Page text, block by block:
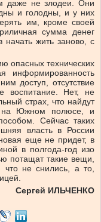
даже не злодеи. Они
и голодны, и у них
им, кроме своей
сумма денег
начать жить заново, с
опасных технических
информированность
доступ, отсутствие
воспитание. Нет, не
страх, что найдут
на Южном полюсе, и
Сейчас таких
власть в России
еще не придет, в
в полгода-год изо
потащат такие вещи,
не снились, а то,
Сергей ИЛЬЧЕНКО